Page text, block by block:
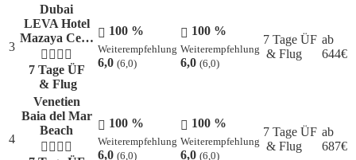
3
Dubai
LEVA Hotel
Mazaya Ce…
7 Tage ÜF
& Flug
100 %
Weiterempfehlung
6,0 (6,0)
100 %
Weiterempfehlung
6,0 (6,0)
7 Tage ÜF
& Flug
ab
644€
4
Venetien
Baia del Mar
Beach
100 %
Weiterempfehlung
6,0 (6,0)
100 %
Weiterempfehlung
6,0 (6,0)
7 Tage ÜF
& Flug
ab
687€